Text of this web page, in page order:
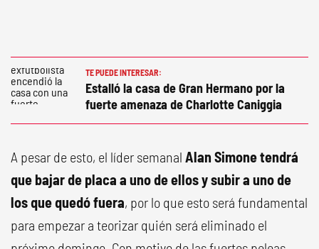
TE PUEDE INTERESAR:
Estalló la casa de Gran Hermano por la
fuerte amenaza de Charlotte Caniggia
A pesar de esto, el líder semanal Alan Simone tendrá
que bajar de placa a uno de ellos y subir a uno de
los que quedó fuera, por lo que esto será fundamental
para empezar a teorizar quién será eliminado el